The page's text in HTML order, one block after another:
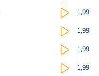
1,99
1,99
1,99
1,99